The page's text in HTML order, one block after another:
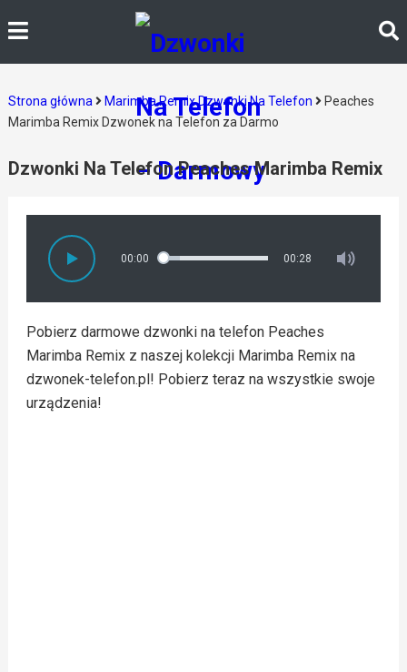
Strona główna Marimba Remix Dzwonki Na Telefon
Peaches
Marimba Remix Dzwonek na Telefon za Darmo
Dzwonki Na Telefon Peaches Marimba Remix
00:00 00:28
Pobierz darmowe dzwonki na telefon Peaches
Marimba Remix z naszej kolekcji Marimba Remix na
dzwonek-telefon.pl! Pobierz teraz na wszystkie swoje
urządzenia!